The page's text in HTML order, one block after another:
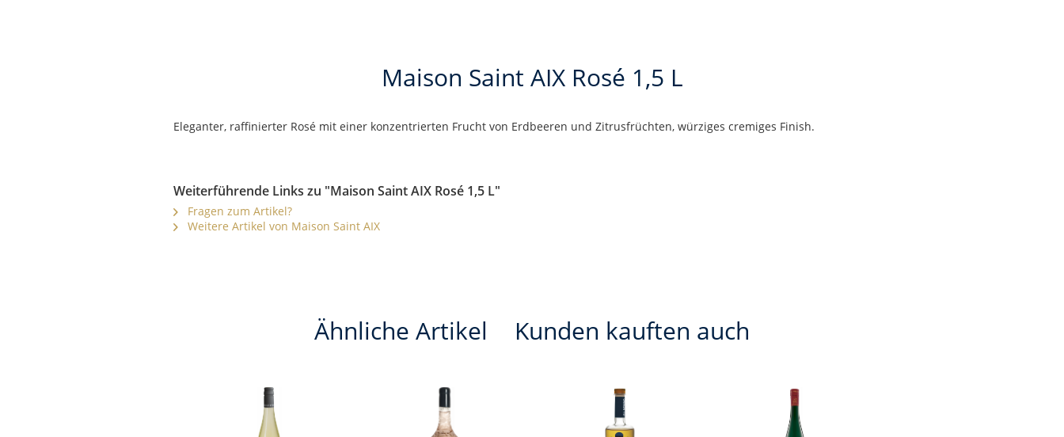
Maison Saint AIX Rosé 1,5 L
Eleganter, raffinierter Rosé mit einer konzentrierten Frucht von Erdbeeren und Zitrusfrüchten, würziges cremiges Finish.
Weiterführende Links zu "Maison Saint AIX Rosé 1,5 L"
Fragen zum Artikel?
Weitere Artikel von Maison Saint AIX
Ähnliche Artikel Kunden kauften auch